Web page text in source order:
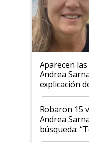
Aparecen
Andrea
explicación
Robaron 15
Andrea
búsqueda:
toca a algún